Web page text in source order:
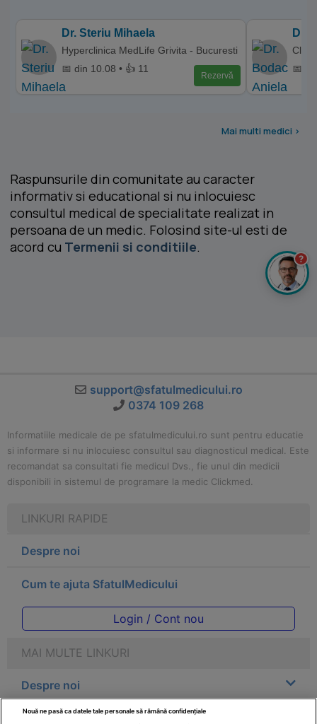
Dr. Steriu Mihaela
Hyperclinica MedLife Grivita - Bucuresti
📅 din 10.08 • 👍 11
Rezervă
Dr.
📅
Mai multi medici >
Raspunsurile din comunitate au caracter
informativ si educational si nu inlocuiesc
consultul medical de specialitate realizat in
persoana de un medic. Folosind site-ul esti de
acord cu Termenii si conditiile.
support@sfatulmedicului.ro
0374 109 268
Informatiile medicale de pe sfatulmedicului.ro sunt pentru educatie
si informare si nu inlocuiesc consultul sau diagnosticul medical. Este
recomandat sa consultati fie medicul Dvs., fie unul din medicii
disponibili in sistemul de programare la medic Clickmed.
LINKURI RAPIDE
Despre noi
Cum te ajuta SfatulMedicului
Login / Cont nou
MAI MULTE LINKURI
Despre noi
Legal
?
Nouă ne pasă ca datele tale personale să rămână confidențiale